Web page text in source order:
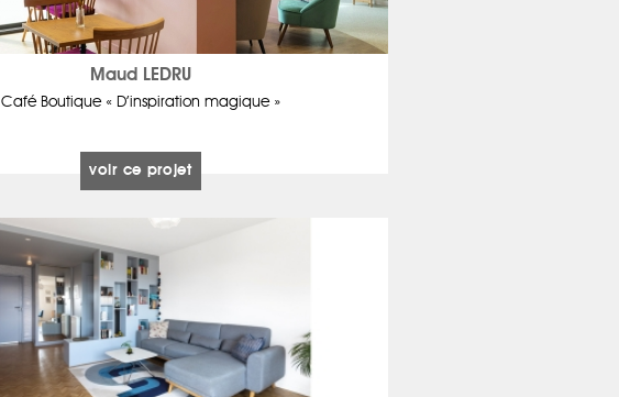
Maud LEDRU
Café Boutique « D’inspiration magique »
voir ce projet